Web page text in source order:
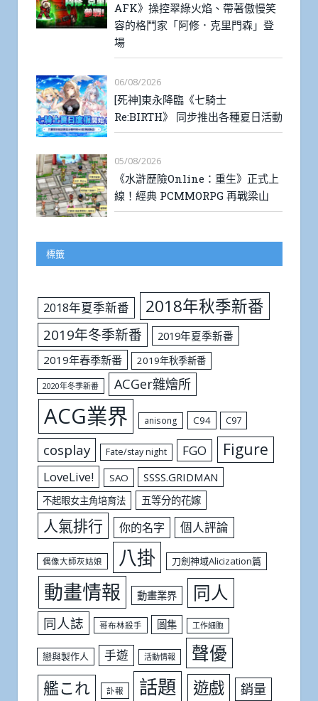
AFK》操控翠綠火焰、帶著傲慢笑
容的格鬥家「阿修．克里門森」登
場
06/08/2026
[死神]東永降臨《七騎士
Re:BIRTH》 同步推出各種夏日活動
05/08/2026
《水滸歷險Online：重生》正式上
線！經典 PCMMORPG 再戰梁山
標籤
2018年夏季新番 2018年秋季新番
2019年冬季新番
2019年夏季新番
2019年春季新番
2019年秋季新番
2020年冬季新番 ACGer雜燴所
ACG業界 anisong C94 C97
cosplay Fate/stay night FGO Figure
LoveLive! SAO SSSS.GRIDMAN
不起眼女主角培育法 五等分的花嫁
人氣排行 你的名字 個人評論
偶像大師灰姑娘 八掛 刀劍神域Alicization篇
動畫情報 動畫業界 同人
同人誌 哥布林殺手 圖集 工作細胞
戀與製作人 手遊 活動情報 聲優
艦これ 訃報 話題 遊戲 銷量